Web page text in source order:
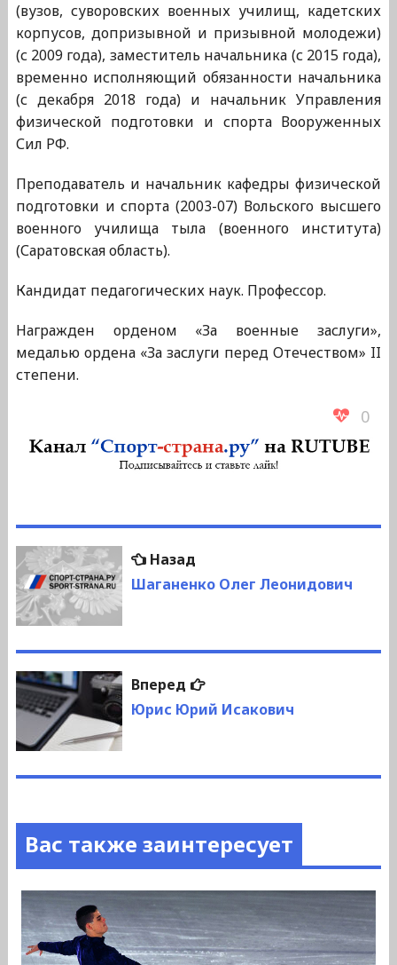
(вузов, суворовских военных училищ, кадетских
корпусов, допризывной и призывной молодежи)
(с 2009 года), заместитель начальника (с 2015 года),
временно исполняющий обязанности начальника
(с декабря 2018 года) и начальник Управления
физической подготовки и спорта Вооруженных
Сил РФ.
Преподаватель и начальник кафедры физической
подготовки и спорта (2003-07) Вольского высшего
военного училища тыла (военного института)
(Саратовская область).
Кандидат педагогических наук. Профессор.
Награжден орденом «За военные заслуги»,
медалью ордена «За заслуги перед Отечеством» II
степени.
0
Навигация
по
записям
НазадПредыдущая
запись:
Шаганенко Олег Леонидович
Вперед
Следующая
запись:
Юрис Юрий Исакович
Вас также заинтересует